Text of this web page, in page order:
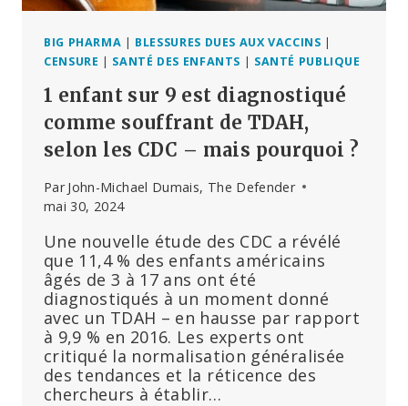
BIG PHARMA | BLESSURES DUES AUX VACCINS |
CENSURE | SANTÉ DES ENFANTS | SANTÉ PUBLIQUE
1 enfant sur 9 est diagnostiqué
comme souffrant de TDAH,
selon les CDC – mais pourquoi ?
Par John-Michael Dumais, The Defender
mai 30, 2024
Une nouvelle étude des CDC a révélé
que 11,4 % des enfants américains
âgés de 3 à 17 ans ont été
diagnostiqués à un moment donné
avec un TDAH – en hausse par rapport
à 9,9 % en 2016. Les experts ont
critiqué la normalisation généralisée
des tendances et la réticence des
chercheurs à établir…